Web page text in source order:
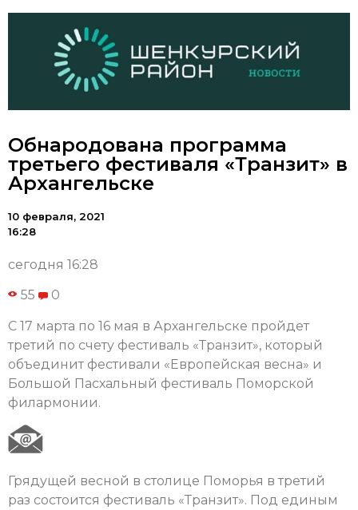
Обнародована программа
третьего фестиваля «Транзит» в
Архангельске
10 февраля, 2021
16:28
сегодня 16:28
55 0
С 17 марта по 16 мая в Архангельске пройдет
третий по счету фестиваль «Транзит», который
объединит фестивали «Европейская весна» и
Большой Пасхальный фестиваль Поморской
филармонии.
Грядущей весной в столице Поморья в третий
раз состоится фестиваль «Транзит». Под единым